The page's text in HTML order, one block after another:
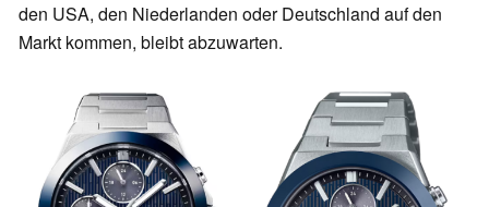
den USA, den Niederlanden oder Deutschland auf den
Markt kommen, bleibt abzuwarten.